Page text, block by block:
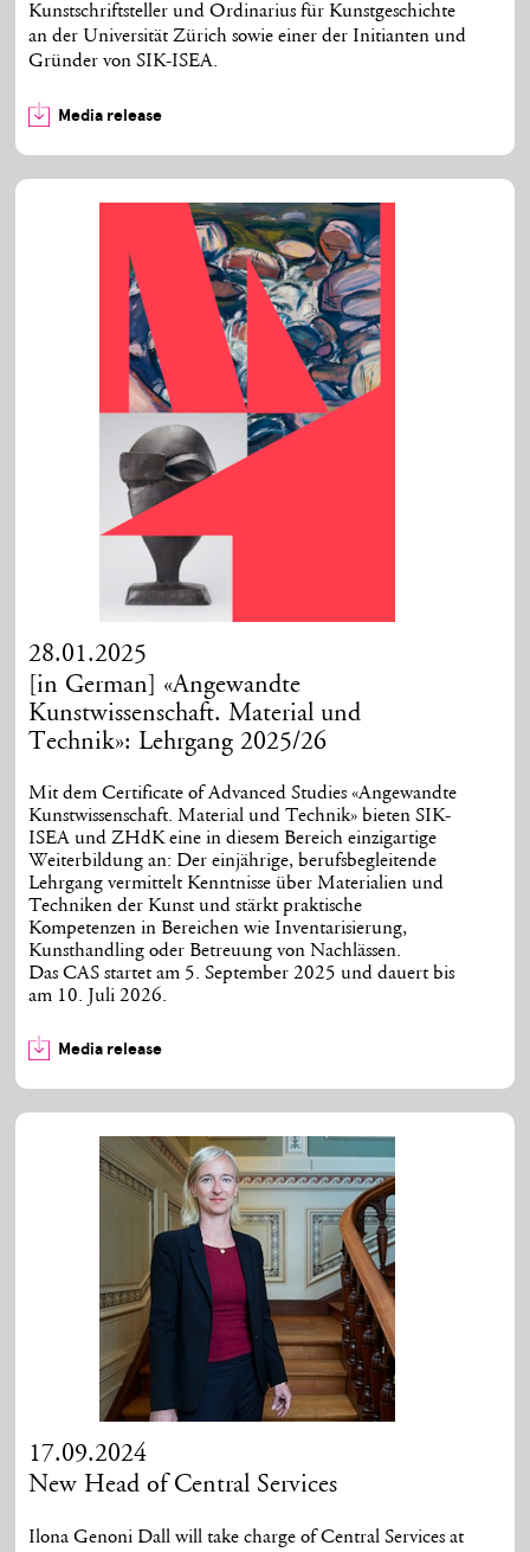
Kunstschriftsteller und Ordinarius für Kunstgeschichte
an der Universität Zürich sowie einer der Initianten und
Gründer von SIK-ISEA.
Media release
28.01.2025
[in German] «Angewandte
Kunstwissenschaft. Material und
Technik»: Lehrgang 2025/26
Mit dem Certificate of Advanced Studies «Angewandte
Kunstwissenschaft. Material und Technik» bieten SIK-
ISEA und ZHdK eine in diesem Bereich einzigartige
Weiterbildung an: Der einjährige, berufsbegleitende
Lehrgang vermittelt Kenntnisse über Materialien und
Techniken der Kunst und stärkt praktische
Kompetenzen in Bereichen wie Inventarisierung,
Kunsthandling oder Betreuung von Nachlässen.
Das CAS startet am 5. September 2025 und dauert bis
am 10. Juli 2026.
Media release
17.09.2024
New Head of Central Services
Ilona Genoni Dall will take charge of Central Services at